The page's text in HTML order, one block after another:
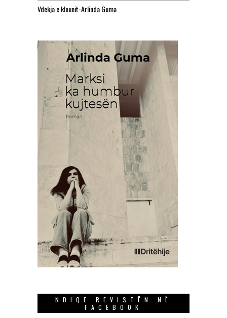
Vdekja e klounit-Arlinda Guma
NDIQE REVISTËN NË
FACEBOOK